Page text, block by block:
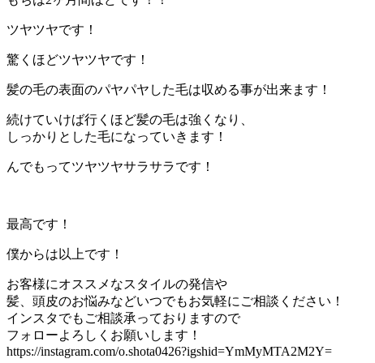
ツヤツヤです！
驚くほどツヤツヤです！
髪の毛の表面のパヤパヤした毛は収める事が出来ます！
続けていけば行くほど髪の毛は強くなり、
しっかりとした毛になっていきます！
んでもってツヤツヤサラサラです！
最高です！
僕からは以上です！
お客様にオススメなスタイルの発信や
髪、頭皮のお悩みなどいつでもお気軽にご相談ください！
インスタでもご相談承っておりますので
フォローよろしくお願いします！
https://instagram.com/o.shota0426?igshid=YmMyMTA2M2Y=